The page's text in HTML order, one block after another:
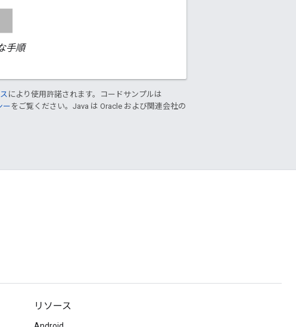
手順
により使用許諾されます。コードサンプルは
ーをご覧ください。Java は Oracle および関連会社の
リソース